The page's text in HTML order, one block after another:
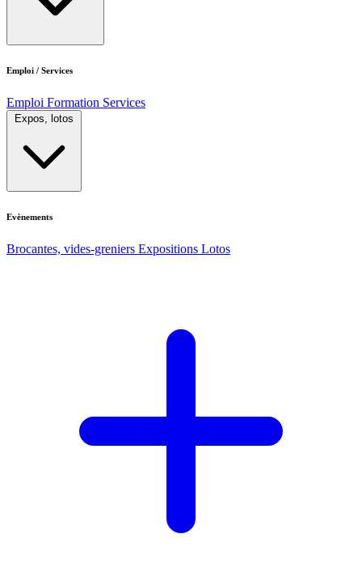
Emploi / Services
Emploi Formation Services
Expos, lotos
Evènements
Brocantes, vides-greniers Expositions Lotos